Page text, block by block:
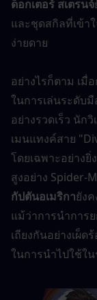
ด็อกเตอร์ สเตรนจ์
และชุดสกิลที่เข้า
ง่ายดาย
อย่างไรก็ตาม เมื่
ในการเล่นระดับ
อย่างรวดเร็ว นัก
เมนแทงค์สาย
โดยเฉพาะอย่าง
กัปตันอเมริกายัง
แม้ว่าการนำการ
เถียงกันอย่างเผ็
ในการนำไปใช้ใ